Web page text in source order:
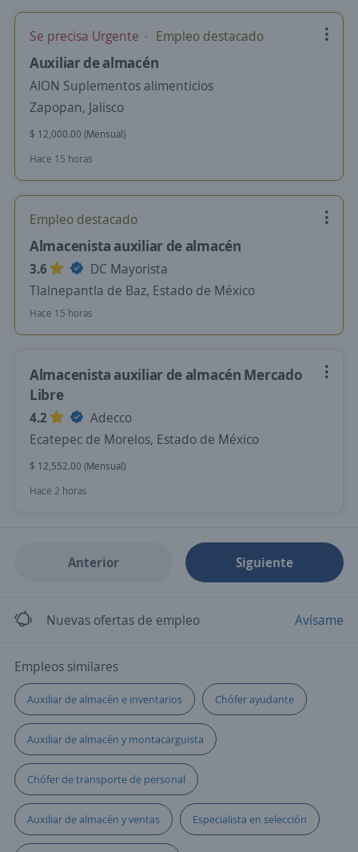
Se precisa Urgente Empleo destacado
Auxiliar de almacén
AION Suplementos alimenticios
Zapopan, Jalisco
$ 12,000.00 (Mensual)
Hace 15 horas
Empleo destacado
Almacenista auxiliar de almacén
3.6
DC Mayorista
Tlalnepantla de Baz, Estado de México
Hace 15 horas
Almacenista auxiliar de almacén Mercado
Libre
4.2
Adecco
Ecatepec de Morelos, Estado de México
$ 12,552.00 (Mensual)
Hace 2 horas
Anterior Siguiente
Nuevas ofertas de empleo Avísame
Empleos similares
Auxiliar de almacén e inventarios Chófer ayudante
Auxiliar de almacén y montacarguista
Chófer de transporte de personal
Auxiliar de almacén y ventas Especialista en selección